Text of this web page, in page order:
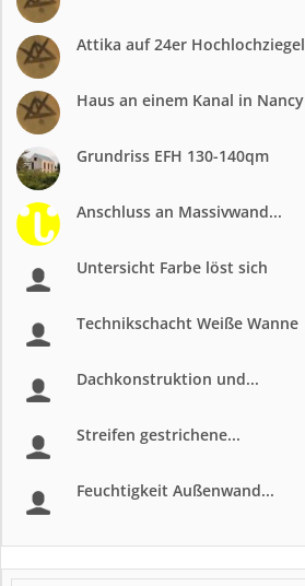
Attika auf 24er Hochlochziegel
Haus an einem Kanal in Nancy
Grundriss EFH 130-140qm
Anschluss an Massivwand...
Untersicht Farbe löst sich
Technikschacht Weiße Wanne
Dachkonstruktion und...
Streifen gestrichene...
Feuchtigkeit Außenwand...